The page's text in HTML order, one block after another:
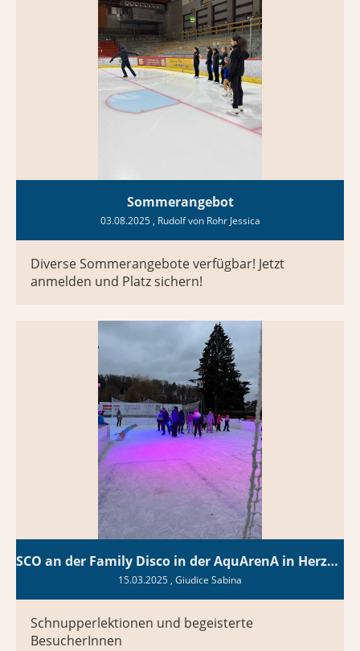
Sommerangebot
03.08.2025, Rudolf von Rohr Jessica
Diverse Sommerangebote verfügbar! Jetzt
anmelden und Platz sichern!
SCO an der Family Disco in der AquArenA in Herzogenbuchsee
15.03.2025, Giudice Sabina
Schnupperlektionen und begeisterte
BesucherInnen